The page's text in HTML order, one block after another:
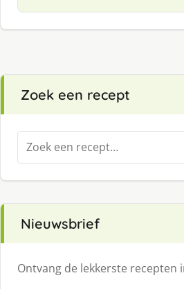
Zoek een recept
Zoeken
naar:
Nieuwsbrief
Ontvang de lekkerste recepten